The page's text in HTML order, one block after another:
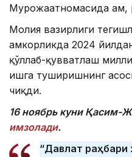
Мурожаатномасида ҳам,
Молия вазирлиги
ҳамкорликда 2024
қўллаб-қувватлаш
ишга туширишнинг
чиқди.
16 ноябрь куни Қасим-
имзолади.
“Давлат раҳбари